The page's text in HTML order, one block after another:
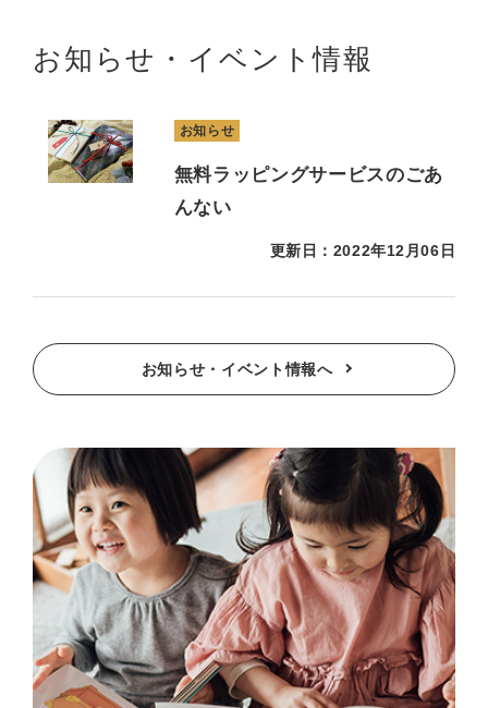
お知らせ・イベント情報
お知らせ
無料ラッピングサービスのごあ
んない
更新日：2022年12月06日
お知らせ・イベント情報へ